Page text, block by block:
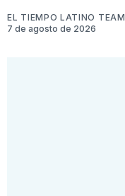
EL TIEMPO LATINO TEAM
7 de agosto de 2026